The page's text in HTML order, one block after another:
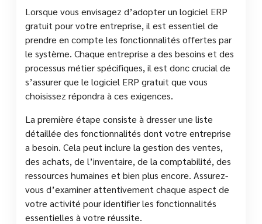
Lorsque vous envisagez d’adopter un logiciel ERP
gratuit pour votre entreprise, il est essentiel de
prendre en compte les fonctionnalités offertes par
le système. Chaque entreprise a des besoins et des
processus métier spécifiques, il est donc crucial de
s’assurer que le logiciel ERP gratuit que vous
choisissez répondra à ces exigences.
La première étape consiste à dresser une liste
détaillée des fonctionnalités dont votre entreprise
a besoin. Cela peut inclure la gestion des ventes,
des achats, de l’inventaire, de la comptabilité, des
ressources humaines et bien plus encore. Assurez-
vous d’examiner attentivement chaque aspect de
votre activité pour identifier les fonctionnalités
essentielles à votre réussite.